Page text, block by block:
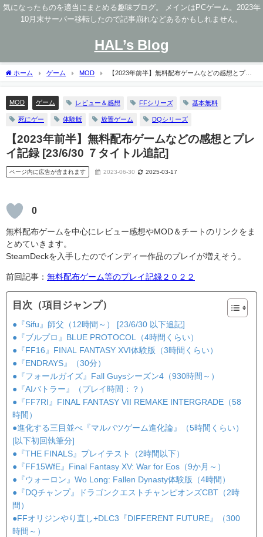
気になったものを適当にまとめる趣味ブログ。 メインはPCゲーム。2023年
10月末サーバー移転したので記事崩れなどあるかもしれません。
HAL’s Blog
ホーム ゲーム MOD
【2023年前半】無料配布ゲームなどの感想とプレ
MOD ゲーム レビュー＆感想 FFシリーズ 基本無料
死にゲー 体験版 放置ゲーム DQシリーズ
【2023年前半】無料配布ゲームなどの感想とプレ
イ記録 [23/6/30 ７タイトル追記]
ページ内に広告が含まれます 2023-06-30 2025-03-17
0
無料配布ゲームを中心にレビュー感想やMOD＆チートのリンクをま
とめていきます。
SteamDeckを入手したのでインディー作品のプレイが増えそう。
前回記事： 無料配布ゲーム等のプレイ記録２０２２
目次（項目ジャンプ）
●『Sifu』師父（12時間～） [23/6/30 以下追記]
●『ブルプロ』BLUE PROTOCOL（4時間くらい）
●『FF16』FINAL FANTASY XVI体験版（3時間くらい）
●『ENDRAYS』（30分）
●『フォールガイズ』Fall Guysシーズン4（930時間～）
●『AIバトラー』（プレイ時間：？）
●『FF7RI』FINAL FANTASY VII REMAKE INTERGRADE（58
時間）
●進化する三目並べ『マルバツゲーム進化論』（5時間くらい）
[以下初回執筆分]
●『THE FINALS』プレイテスト（2時間以下）
●『FF15WfE』Final Fantasy XV: War for Eos（9か月～）
●『ウォーロン』Wo Long: Fallen Dynasty体験版（4時間）
●『DQチャンプ』ドラゴンクエストチャンピオンズCBT（2時
間）
●FFオリジンやり直し+DLC3『DIFFERENT FUTURE』（300
時間～）